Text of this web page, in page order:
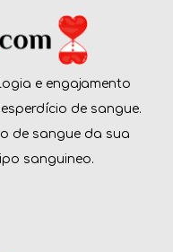
e engajamento
de sangue.
de sangue da sua
sanguineo.